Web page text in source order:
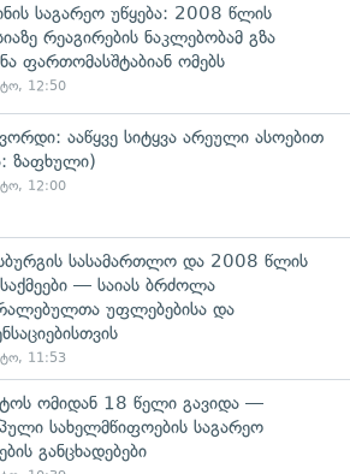
საგარეო უწყება: 2008 წლის
რეაგირების ნაკლებობამ გზა
ფართომასშტაბიან ომებს
12:50
ააწყვე სიტყვა არეული ასოებით
ზაფხული)
12:00
სასამართლო და 2008 წლის
— საიას ბრძოლა
უფლებებისა და
11:53
ომიდან 18 წელი გავიდა —
სახელმწიფოების საგარეო
განცხადებები